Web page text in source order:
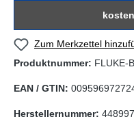
Zum Merkzettel
Produktnummer: FLUKE-
EAN / GTIN:
Herstellernummer: